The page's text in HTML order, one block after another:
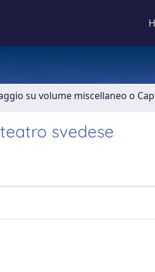
su volume miscellaneo o
svedese